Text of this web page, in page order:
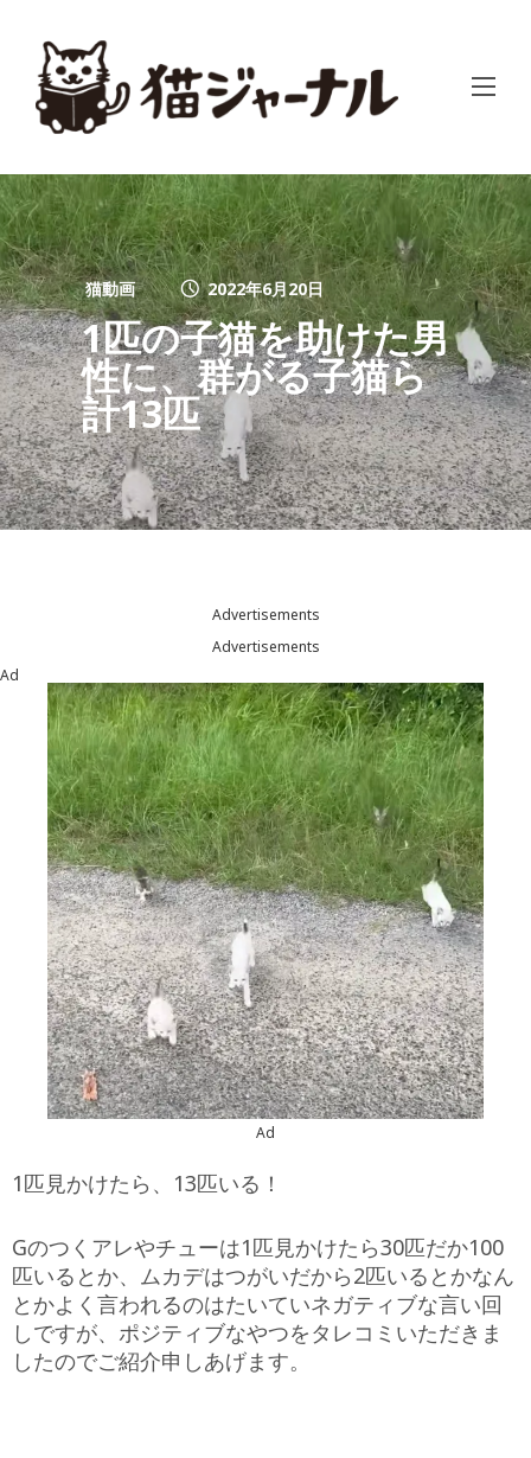
猫動画 2022年6月20日
1匹の子猫を助けた男
性に、群がる子猫ら
計13匹
Advertisements
Advertisements
Ad
Ad
1匹見かけたら、13匹いる！
Gのつくアレやチューは1匹見かけたら30匹だか100
匹いるとか、ムカデはつがいだから2匹いるとかなん
とかよく言われるのはたいていネガティブな言い回
しですが、ポジティブなやつをタレコミいただきま
したのでご紹介申しあげます。